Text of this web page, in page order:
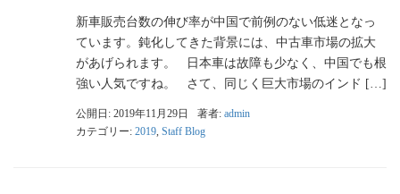
新車販売台数の伸び率が中国で前例のない低迷となっ
ています。鈍化してきた背景には、中古車市場の拡大
があげられます。 日本車は故障も少なく、中国でも根
強い人気ですね。 さて、同じく巨大市場のインド […]
公開日: 2019年11月29日 著者: admin
カテゴリー: 2019 Staff Blog